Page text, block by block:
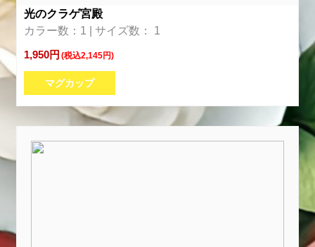
光のクラゲ宮殿
カラー数：1 | サイズ数： 1
1,950円 (税込2,145円)
マグカップ